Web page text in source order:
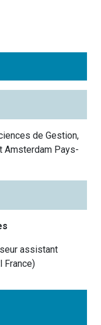
de Gestion,
Amsterdam Pays-
assistant
France)